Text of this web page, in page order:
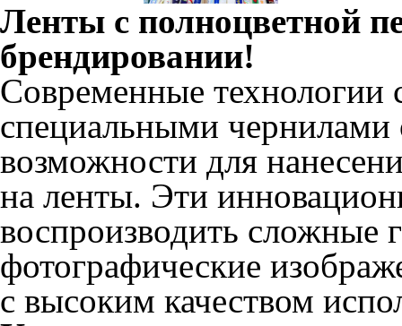
Ленты с полноцветной
брендировании!
Современные технологии
специальными чернилами
возможности для
на ленты. Эти
воспроизводить сложные
фотографические
с высоким качеством